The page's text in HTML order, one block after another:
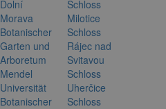
Dolní
Morava
Botanischer
Garten und
Arboretum
Mendel
Universität
Botanischer
Schloss
Milotice
Schloss
Rájec nad
Svitavou
Schloss
Uherčice
Schloss